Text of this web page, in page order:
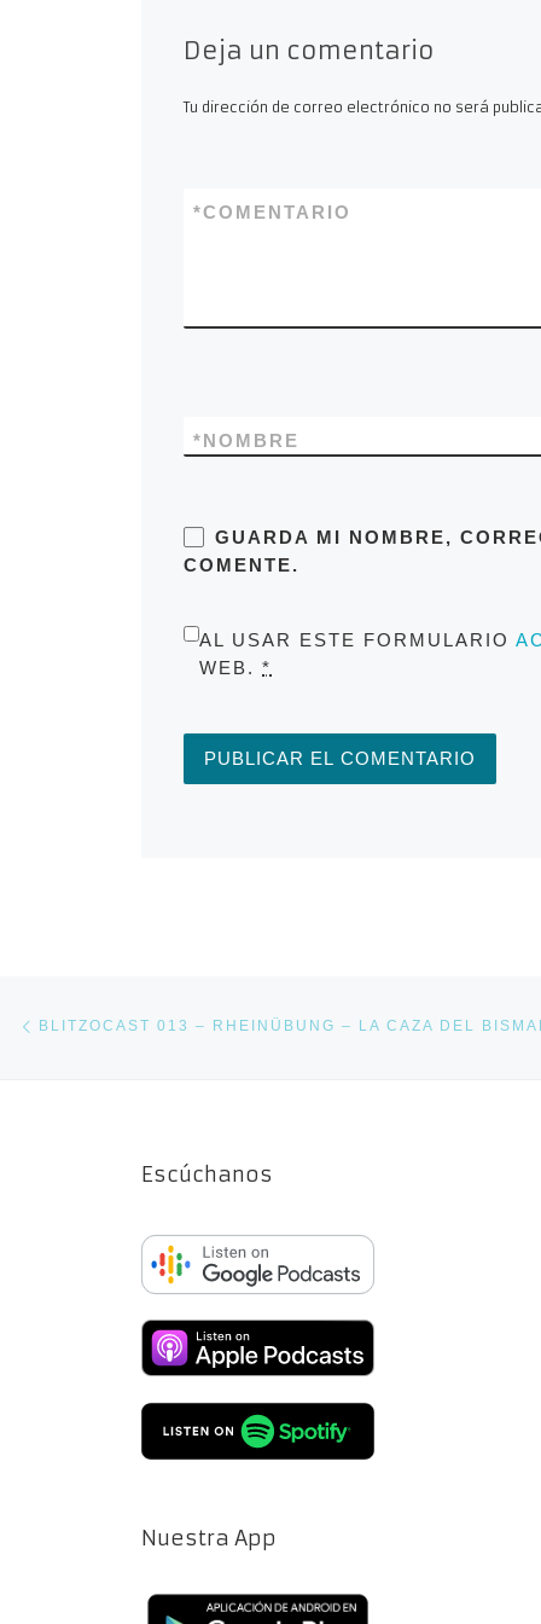
Deja un comentario
Tu dirección de correo electrónico no será
COMENTARIO
*
NOMBRE
*
GUARDA MI NOMBRE,
COMENTE.
AL USAR ESTE FORMULARIO
WEB. *
Navegación de entradas
BLITZOCAST 013 – RHEINÜBUNG – LA CAZA DEL
Escúchanos
Nuestra App